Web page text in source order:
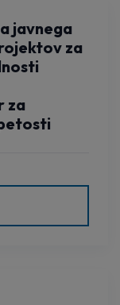
javnega
za
za